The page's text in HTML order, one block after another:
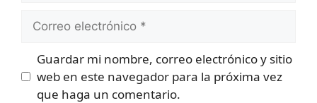
electrónico
Guardar mi nombre, correo electrónico y sitio
web en este navegador para la próxima vez
que haga un comentario.